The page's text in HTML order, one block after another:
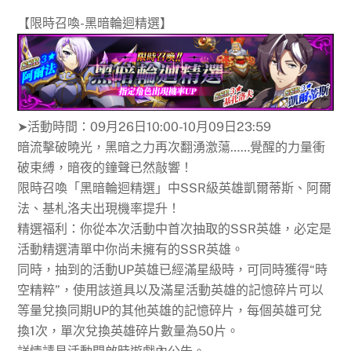
【限時召喚-黑暗輪迴精選】
➤活動時間：09月26日10:00-10月09日23:59
暗流擊破曉光，黑暗之力再次翻湧激蕩……覺醒的力量衝
破束縛，暗夜的鐘聲已然敲響！
限時召喚「黑暗輪迴精選」中SSR級英雄凱爾蒂斯、阿爾
法、基札洛夫出現機率提升！
精選福利：你從本次活動中首次抽取的SSR英雄，必定是
活動精選清單中你尚未擁有的SSR英雄。
同時，抽到的活動UP英雄已經滿星級時，可同時獲得“時
空精粹”，使用該道具以及滿星活動英雄的記憶碎片可以
等量兌換同期UP的其他英雄的記憶碎片，每個英雄可兌
換1次，單次兌換英雄碎片數量為50片。